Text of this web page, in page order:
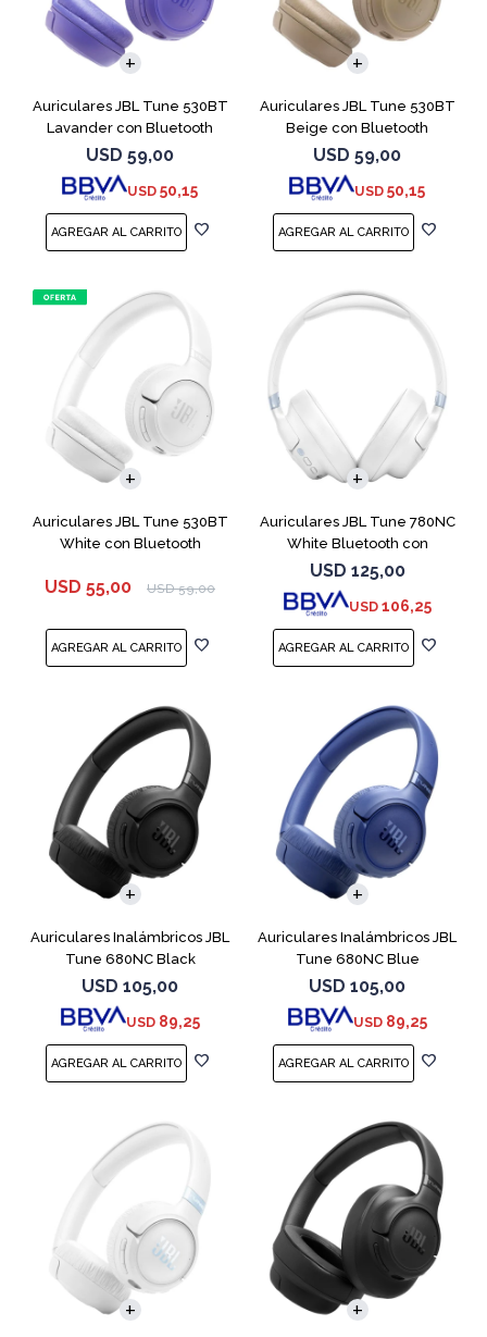
Auriculares JBL Tune 530BT
Lavander con Bluetooth
USD 59,00
USD 50,15
Auriculares JBL Tune 530BT
Beige con Bluetooth
USD 59,00
USD 50,15
Auriculares JBL Tune 530BT
White con Bluetooth
USD 55,00 USD 59,00
Auriculares JBL Tune 780NC
White Bluetooth con
Micrófono
USD 125,00
USD 106,25
Auriculares Inalámbricos JBL
Tune 680NC Black
USD 105,00
USD 89,25
Auriculares Inalámbricos JBL
Tune 680NC Blue
USD 105,00
USD 89,25